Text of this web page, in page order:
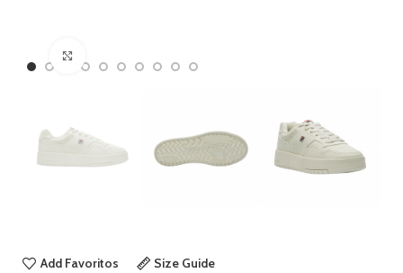
Add Favoritos Size Guide